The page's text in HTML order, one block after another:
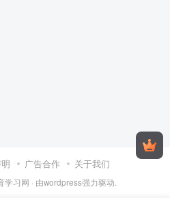
广告合作 关于我们
学习网 · 由wordpress强力驱动.